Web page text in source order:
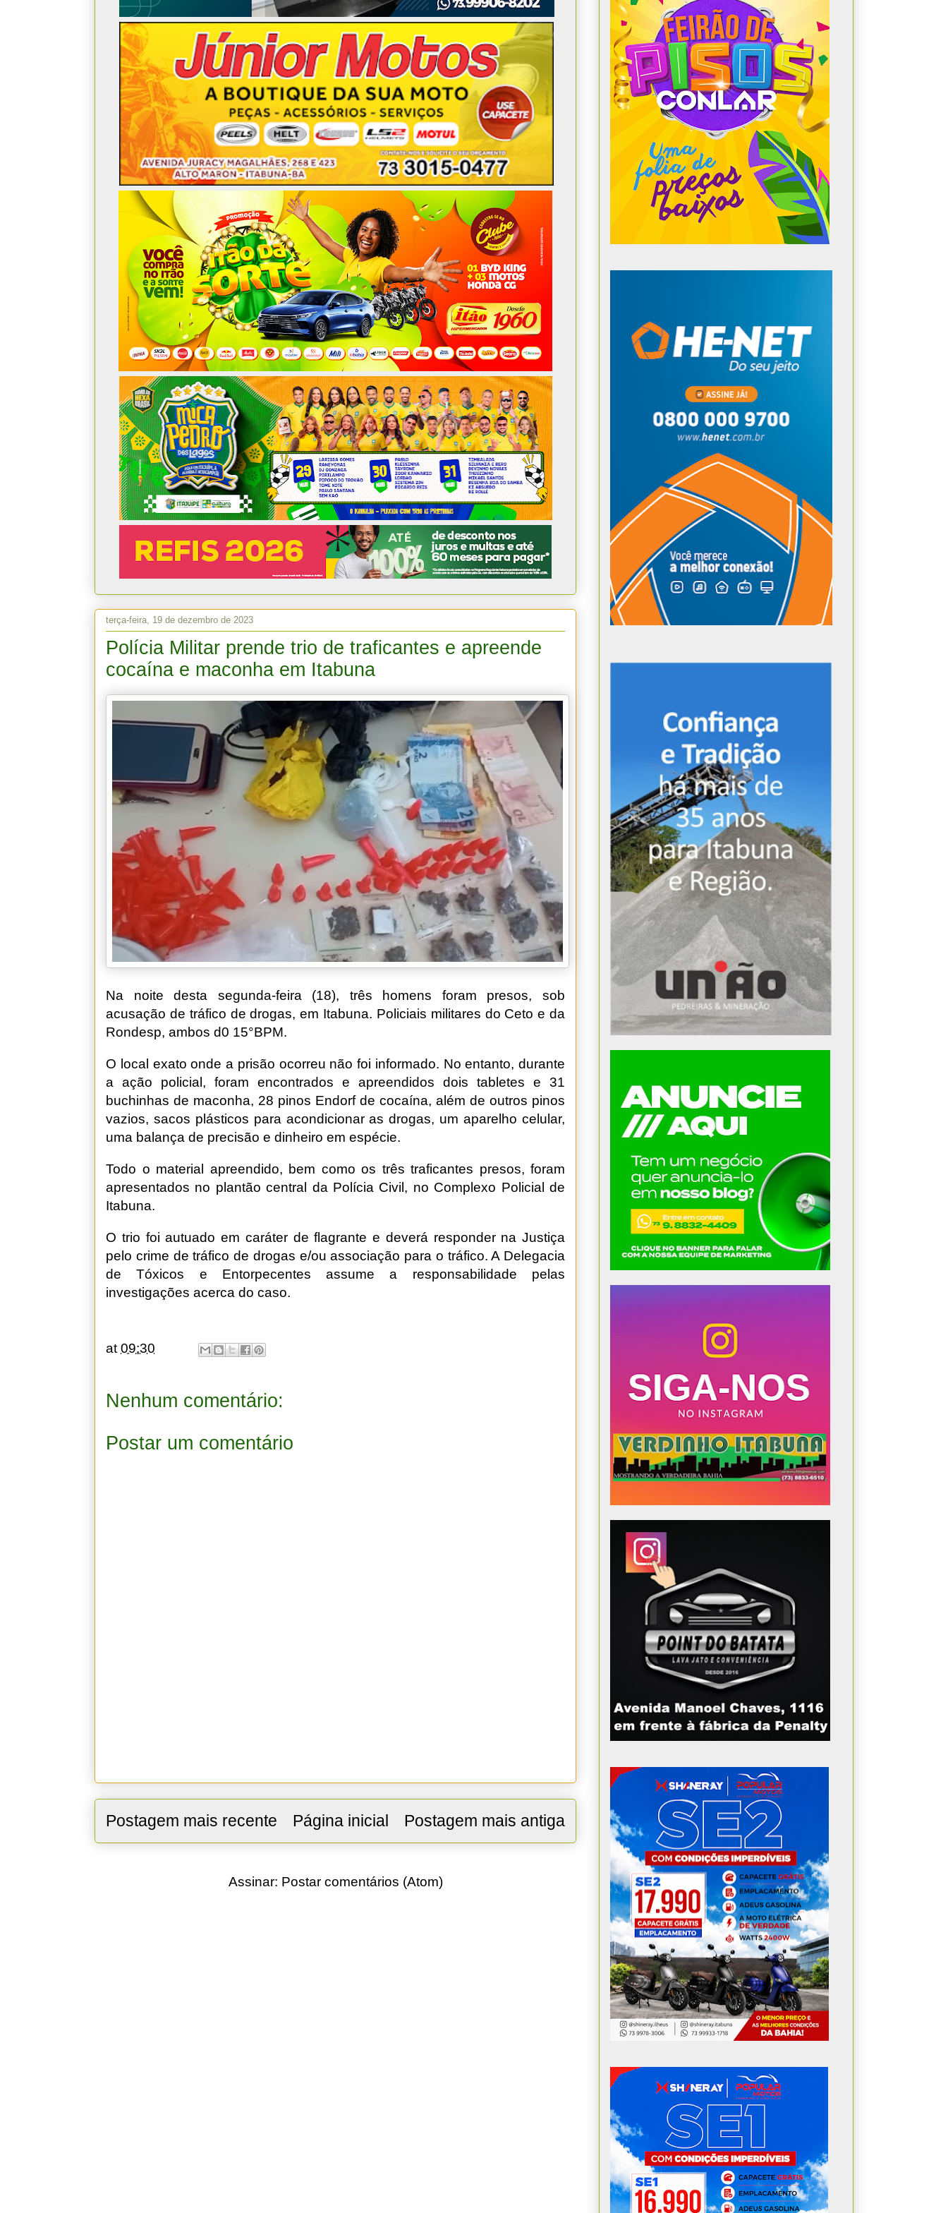
terça-feira, 19 de dezembro de 2023
Polícia Militar prende trio de traficantes e apreende
cocaína e maconha em Itabuna
Na noite desta segunda-feira (18), três homens foram presos, sob
acusação de tráfico de drogas, em Itabuna. Policiais militares do Ceto e da
Rondesp, ambos d0 15°BPM.
O local exato onde a prisão ocorreu não foi informado. No entanto, durante
a ação policial, foram encontrados e apreendidos dois tabletes e 31
buchinhas de maconha, 28 pinos Endorf de cocaína, além de outros pinos
vazios, sacos plásticos para acondicionar as drogas, um aparelho celular,
uma balança de precisão e dinheiro em espécie.
Todo o material apreendido, bem como os três traficantes presos, foram
apresentados no plantão central da Polícia Civil, no Complexo Policial de
Itabuna.
O trio foi autuado em caráter de flagrante e deverá responder na Justiça
pelo crime de tráfico de drogas e/ou associação para o tráfico. A Delegacia
de Tóxicos e Entorpecentes assume a responsabilidade pelas
investigações acerca do caso.
at09:30
Nenhum comentário:
Postar um comentário
Postagem mais recente Postagem mais antiga
Página inicial
Assinar: Postar comentários (Atom)